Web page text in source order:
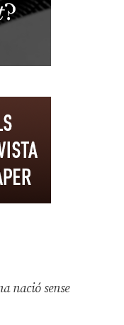
nació sense